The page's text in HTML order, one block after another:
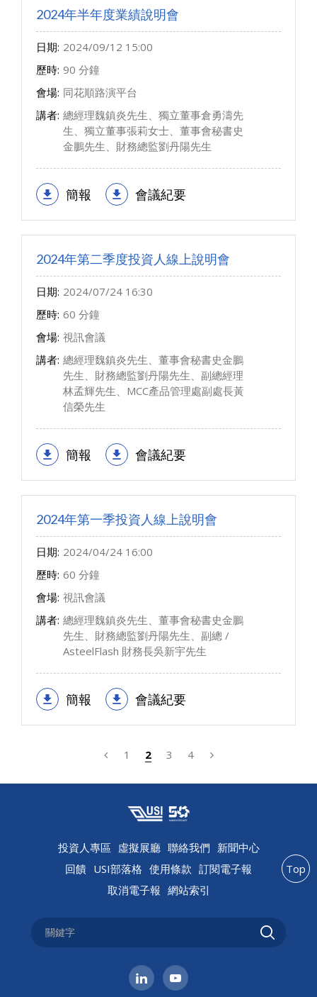
2024年半年度業績說明會
日期: 2024/09/12 15:00
歷時: 90 分鐘
會場: 同花順路演平台
講者: 總經理魏鎮炎先生、獨立董事倉勇濤先
生、獨立董事張莉女士、董事會秘書史
金鵬先生、財務總監劉丹陽先生
簡報 會議紀要
2024年第二季度投資人線上說明會
日期: 2024/07/24 16:30
歷時: 60 分鐘
會場: 視訊會議
講者: 總經理魏鎮炎先生、董事會秘書史金鵬
先生、財務總監劉丹陽先生、副總經理
林孟輝先生、MCC產品管理處副處長黃
信榮先生
簡報 會議紀要
2024年第一季投資人線上說明會
日期: 2024/04/24 16:00
歷時: 60 分鐘
會場: 視訊會議
講者: 總經理魏鎮炎先生、董事會秘書史金鵬
先生、財務總監劉丹陽先生、副總 /
AsteelFlash 財務長吳新宇先生
簡報 會議紀要
1 2 3 4
投資人專區 虛擬展廳 聯絡我們 新聞中心
回饋 USI部落格 使用條款 訂閱電子報
取消電子報 網站索引
Top